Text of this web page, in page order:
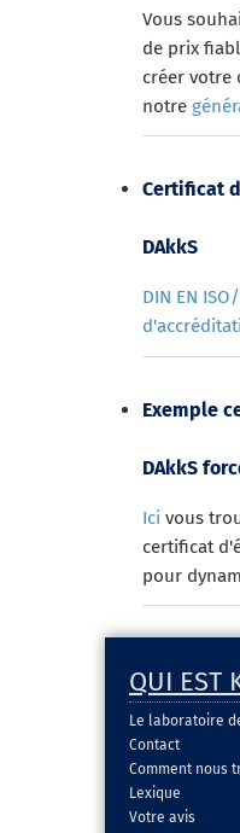
Vous
de prix
créer votre
notre
Certificat
DAkkS
DIN EN
Exemple
DAkkS
Ici vous
certificat
pour
QUI EST
Le laboratoire
Contact
Comment nous
Lexique
Votre avis